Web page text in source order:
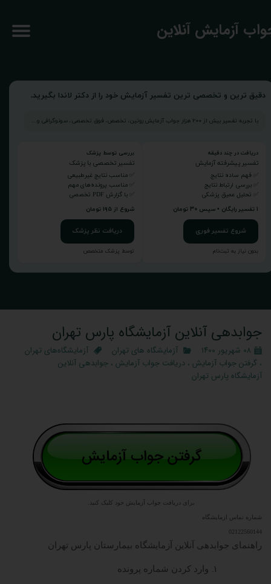
آزمایش آنلاین
دقیق ترین و تخصصی ترین تفسیر آزمایش خود را از دکتر لاندا بگیرید.
با تجربه تفسیر بیش از ۲۰۰ هزار جواب آزمایش روتین، تخصص، فوق تخصصی، سونوگرافی و...
دریافت در چند دقیقه
تفسیر پیشرفته آزمایش
✅ فهم ساده نتایج
✅ بررسی ارتباط نتایج
✅ تحلیل عمیق پزشکی
۱ تفسیر رایگان • سپس ۳۰ تومان
شروع تفسیر فوری
بدون نیاز به ثبت‌نام
بررسی توسط پزشک
تفسیر تخصصی با پزشک
✅ مناسب نتایج غیرطبیعی
✅ مناسب پرونده‌های مهم
✅ با گزارش PDF تخصصی
شروع از ۱۹۵ تومان
دریافت نظر پزشک
توسط پزشک متخصص
جوابدهی آنلاین آزمایشگاه پارس تهران
۰۸ شهریور ۱۴۰۰ آزمایشگاه‌ های تهران
آزمایشگاه‌های تهران
، گرفتن جواب آزمایش ، دریافت جواب آزمایش ، جوابدهی آنلاین
آزمایشگاه پارس تهران
برای دریافت جواب آزمایش خود کلیک کنید.
شماره تماس ازمایشگاه
02122560144
راهنمای جوابدهی آنلاین آزمایشگاه بیمارستان پارس تهران
وارد کردن شماره پرونده